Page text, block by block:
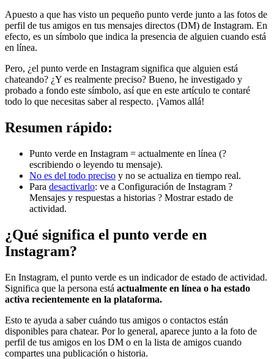
Apuesto a que has visto un pequeño punto verde junto a las fotos de
perfil de tus amigos en tus mensajes directos (DM) de Instagram. En
efecto, es un símbolo que indica la presencia de alguien cuando está
en línea.
Pero, ¿el punto verde en Instagram significa que alguien está
chateando? ¿Y es realmente preciso? Bueno, he investigado y
probado a fondo este símbolo, así que en este artículo te contaré
todo lo que necesitas saber al respecto. ¡Vamos allá!
Resumen rápido:
Punto verde en Instagram = actualmente en línea (?
escribiendo o leyendo tu mensaje).
No es del todo preciso y no se actualiza en tiempo real.
Para desactivarlo: ve a Configuración de Instagram ?
Mensajes y respuestas a historias ? Mostrar estado de
actividad.
¿Qué significa el punto verde en
Instagram?
En Instagram, el punto verde es un indicador de estado de actividad.
Significa que la persona está actualmente en línea o ha estado
activa recientemente en la plataforma.
Esto te ayuda a saber cuándo tus amigos o contactos están
disponibles para chatear. Por lo general, aparece junto a la foto de
perfil de tus amigos en los DM o en la lista de amigos cuando
compartes una publicación o historia.